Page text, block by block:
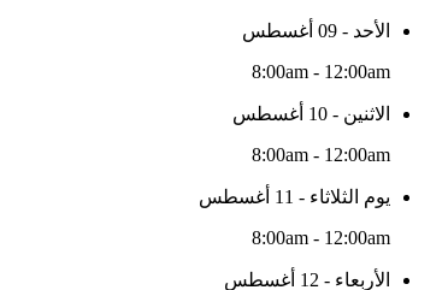
الأحد - 09 أغسطس
8:00am - 12:00am
الاثنين - 10 أغسطس
8:00am - 12:00am
يوم الثلاثاء - 11 أغسطس
8:00am - 12:00am
الأربعاء - 12 أغسطس